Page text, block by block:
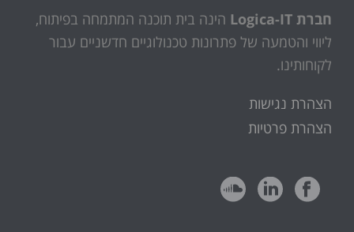
חברת Logica-IT
הינה בית תוכנה המתמחה בפיתוח,
ליווי והטמעה של פתרונות טכנולוגיים חדשניים עבור
לקוחותינו.
הצהרת נגישות
הצהרת פרטיות